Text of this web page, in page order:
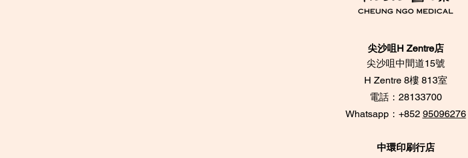
尖沙咀H Zentre店
尖沙咀中間道15號
​H Zentre 8樓 813室
電話：28133700
​Whatsapp：+852 95096276
中環印刷行店